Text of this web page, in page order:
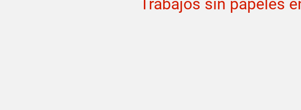
Trabajos sin papeles